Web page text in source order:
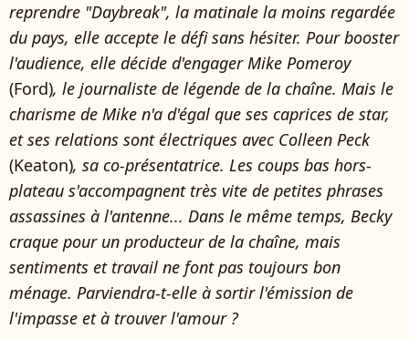
reprendre "Daybreak", la matinale la moins regardée
du pays, elle accepte le défi sans hésiter. Pour booster
l'audience, elle décide d'engager Mike Pomeroy
(Ford), le journaliste de légende de la chaîne. Mais le
charisme de Mike n'a d'égal que ses caprices de star,
et ses relations sont électriques avec Colleen Peck
(Keaton), sa co-présentatrice. Les coups bas hors-
plateau s'accompagnent très vite de petites phrases
assassines à l'antenne... Dans le même temps, Becky
craque pour un producteur de la chaîne, mais
sentiments et travail ne font pas toujours bon
ménage. Parviendra-t-elle à sortir l'émission de
l'impasse et à trouver l'amour ?